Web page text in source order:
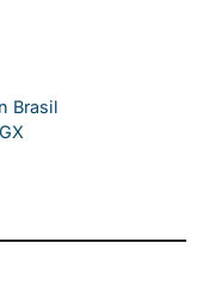
Brasil